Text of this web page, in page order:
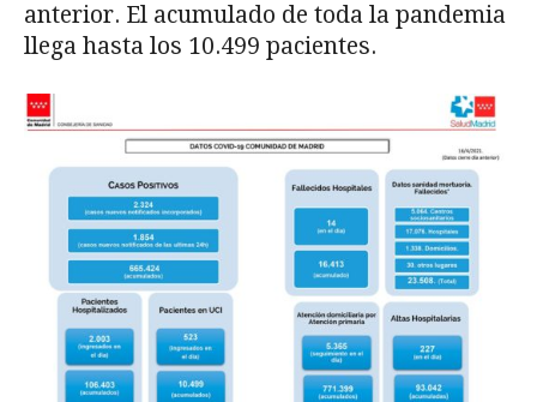
anterior. El acumulado de toda la pandemia
llega hasta los 10.499 pacientes.